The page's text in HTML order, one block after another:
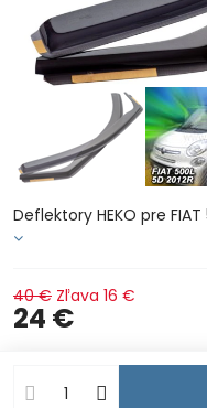
Deflektory HEKO pre FIAT
40 € Zľava 16 €
24 €